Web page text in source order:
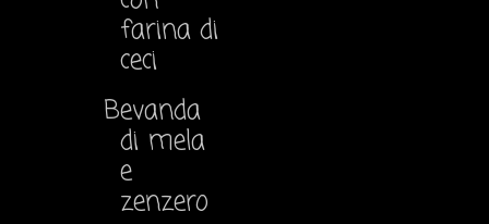
farina di
ceci
Bevanda
di mela
e
zenzero